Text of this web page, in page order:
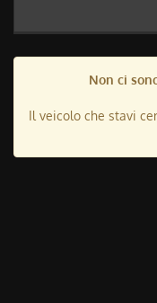
Non ci
Il veicolo che stavi